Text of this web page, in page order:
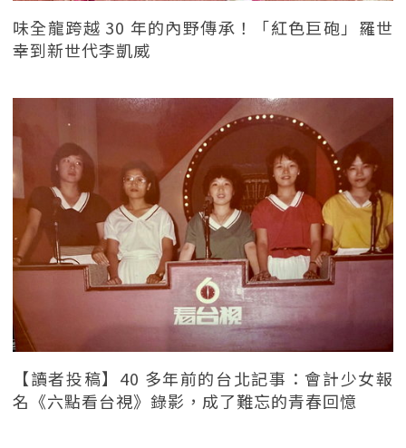
味全龍跨越 30 年的內野傳承！「紅色巨砲」羅世
幸到新世代李凱威
【讀者投稿】40 多年前的台北記事：會計少女報
名《六點看台視》錄影，成了難忘的青春回憶